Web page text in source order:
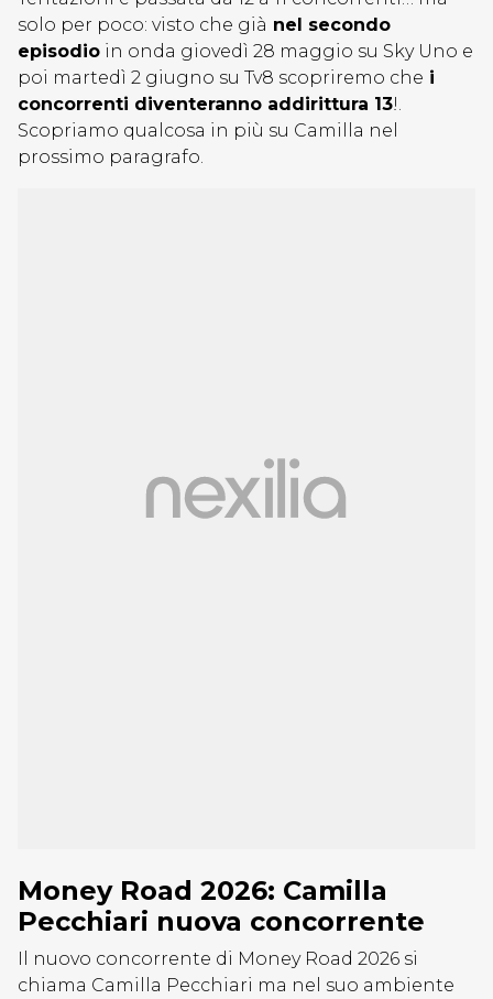
solo per poco: visto che già nel secondo
episodio in onda giovedì 28 maggio su Sky Uno e
poi martedì 2 giugno su Tv8 scopriremo che i
concorrenti diventeranno addirittura 13!.
Scopriamo qualcosa in più su Camilla nel
prossimo paragrafo.
Money Road 2026: Camilla
Pecchiari nuova concorrente
Il nuovo concorrente di Money Road 2026 si
chiama Camilla Pecchiari ma nel suo ambiente